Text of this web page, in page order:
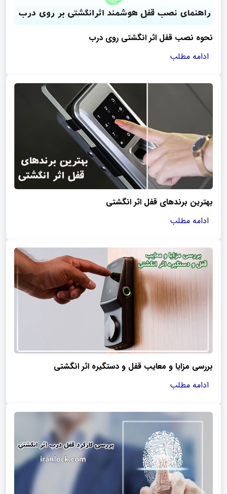
نحوه نصب قفل اثر انگشتی روی درب
ادامه مطلب
بهترین برندهای قفل اثر انگشتی
ادامه مطلب
بررسی مزایا و معایب قفل و دستگیره اثر انگشتی
ادامه مطلب